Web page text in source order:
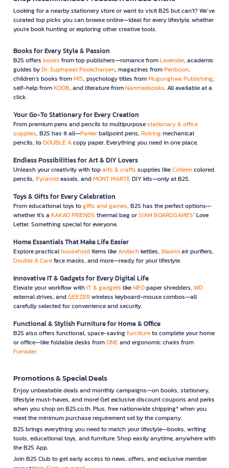
Looking for a nearby stationery store or want to visit B2S but can't? We’ve
curated top picks you can browse online—ideal for every lifestyle, whether
you're book hunting or exploring other creative tools.
Books for Every Style & Passion
B2S offers books from top publishers—romance fromLavender, academic
guides byDr. Suphawat Pookcharoen, magazines fromPenboon,
children’s books fromMIS, psychology titles fromMugunghwa Publishing,
self-help fromKOOB, and literature fromNanmeebooks. All available at a
click.
Your Go-To Stationery for Every Creation
From premium pens and pencils to multipurposestationary & office
supplies, B2S has it all—Parkerballpoint pens, Rotringmechanical
pencils, toDOUBLE Acopy paper. Everything you need in one place.
Endless Possibilities for Art & DIY Lovers
Unleash your creativity with toparts & crafts supplies likeColleencolored
pencils, Pyramideasels, andMONT MARTEDIY kits—only at B2S.
Toys & Gifts for Every Celebration
From educational toys togifts and games, B2S has the perfect options—
whether it’s a KAKAO FRIENDS thermal bag orSIAM BOARDGAMES’ Love
Letter. Something special for everyone.
Home Essentials That Make Life Easier
Explore practicalhouseholditems likeAnitechkettles, Xiaomiair purifiers,
Double A Careface masks, and more—ready for your lifestyle.
Innovative IT & Gadgets for Every Digital Life
Elevate your workflow withIT & gadgets likeNEOpaper shredders, WD
external drives, andGEEZERwireless keyboard-mouse combos—all
carefully selected for convenience and security.
Functional & Stylish Furniture for Home & Office
B2S also offers functional, space-savingfurnitureto complete your home
or office—like foldable desks fromONEand ergonomic chairs from
Furradec
Promotions & Special Deals
Enjoy unbeatable deals and monthly campaigns—on books, stationery,
lifestyle must-haves, and more! Get exclusive discount coupons and perks
when you shop on B2S.co.th. Plus, free nationwide shipping* when you
meet the minimum purchase requirement set by the company.
B2S brings everything you need to match your lifestyle—books, writing
tools, educational toys, and furniture. Shop easily anytime, anywhere with
the B2S App.
Join B2S Club to get early access to news, offers, and exclusive member